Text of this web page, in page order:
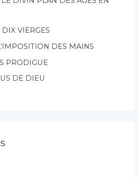
DIX VIERGES
DES MAINS
PRODIGUE
DE DIEU